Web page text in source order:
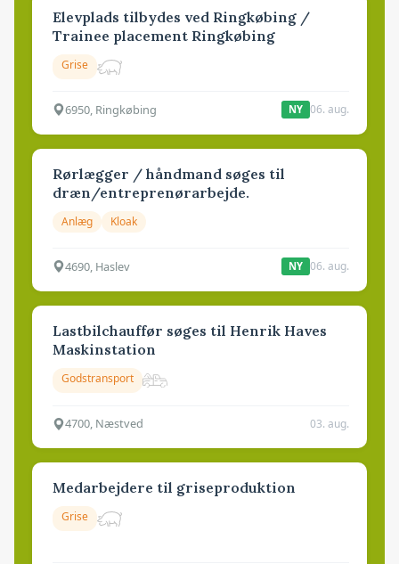
Elevplads tilbydes ved Ringkøbing /
Trainee placement Ringkøbing
Grise
6950, Ringkøbing NY 06. aug.
Rørlægger / håndmand søges til
dræn/entreprenørarbejde.
Anlæg Kloak
4690, Haslev NY 06. aug.
Lastbilchauffør søges til Henrik Haves
Maskinstation
Godstransport
4700, Næstved 03. aug.
Medarbejdere til griseproduktion
Grise